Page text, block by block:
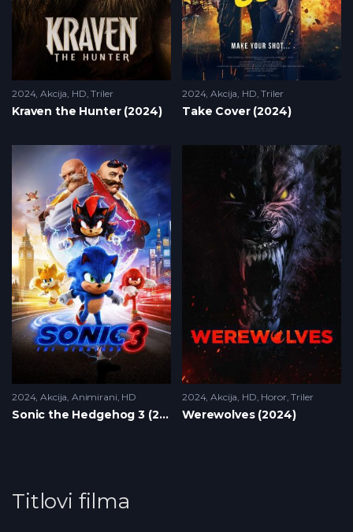
2024 Akcija, HD,Triler
Kraven the Hunter (2024)
2024 Akcija, HD,Triler
Take Cover (2024)
2024 Akcija, Animirani, HD
Sonic the Hedgehog 3 (2024)
2024 Akcija, HD, Horor,Triler
Werewolves (2024)
Titlovi filma